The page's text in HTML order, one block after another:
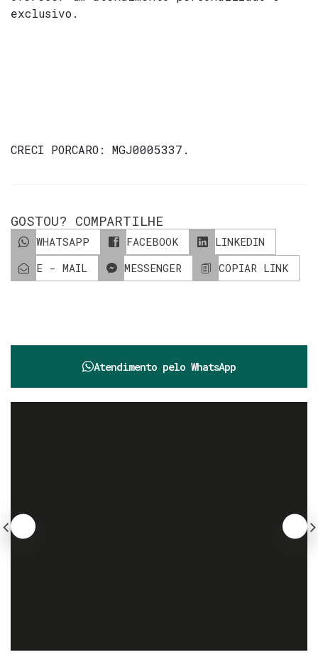
exclusivo.
CRECI PORCARO: MGJ0005337 .
GOSTOU? COMPARTILHE
WHATSAPP FACEBOOK
LINKEDIN
E - MAIL
MESSENGER COPIAR LINK
Atendimento pelo WhatsApp